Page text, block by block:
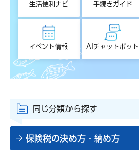
生活便利ナビ 手続きガイド
イベント情報 AIチャットボット
同じ分類から探す
保険税の決め方・納め方